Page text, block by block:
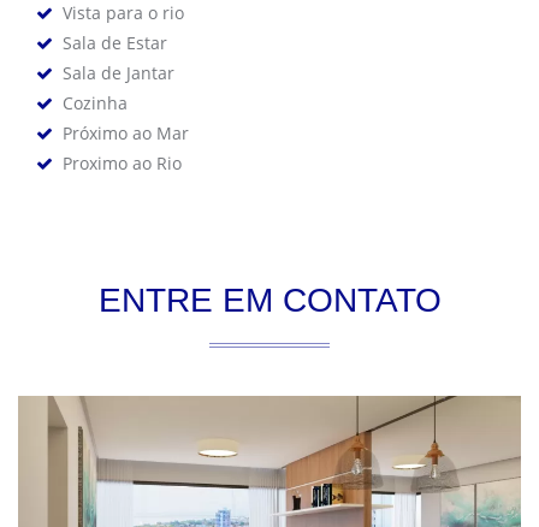
Vista para o rio
Sala de Estar
Sala de Jantar
Cozinha
Próximo ao Mar
Proximo ao Rio
ENTRE EM CONTATO